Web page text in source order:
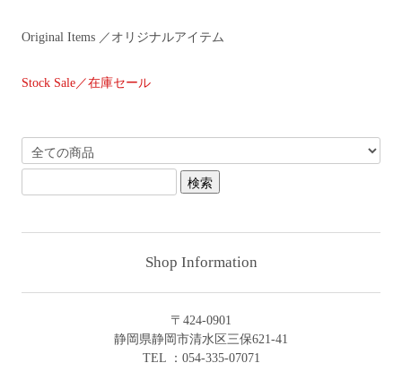
Original Items ／オリジナルアイテム
Stock Sale／在庫セール
Shop Information
〒424-0901
静岡県静岡市清水区三保621-41
TEL ：054-335-07071